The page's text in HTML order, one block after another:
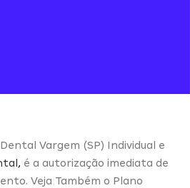
Vargem (SP) Individual e
, é a autorização imediata de
Veja Também o Plano